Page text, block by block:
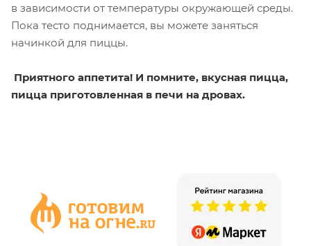
в зависимости от температуры окружающей среды.
Пока тесто поднимается, вы можете заняться
начинкой для пиццы.
Приятного аппетита! И помните, вкусная пицца,
пицца приготовленная в печи на дровах.